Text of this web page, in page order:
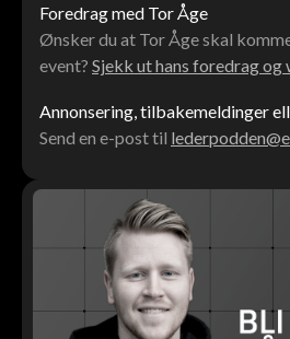
Foredrag med Tor Åge
Ønsker du at Tor Åge skal
event? Sjekk ut hans foredrag og
Annonsering, tilbakemeldinger
Send en e-post til